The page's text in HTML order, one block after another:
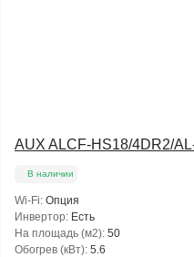
AUX ALCF-HS18/4DR2/
В наличии
Wi-Fi: Опция
Инвертор: Есть
На площадь (м2): 50
Обогрев (кВт): 5.6